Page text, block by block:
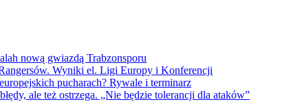
nową gwiazdą Trabzonsporu
Wyniki el. Ligi Europy i Konferencji
pucharach? Rywale i terminarz
ale też ostrzega. „Nie będzie tolerancji dla ataków”